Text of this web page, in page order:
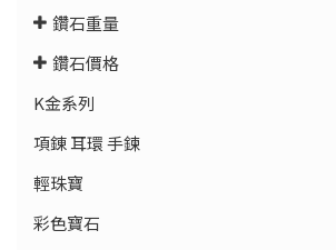
鑽石重量
鑽石價格
K金系列
項錬 耳環 手鍊
輕珠寶
彩色寶石